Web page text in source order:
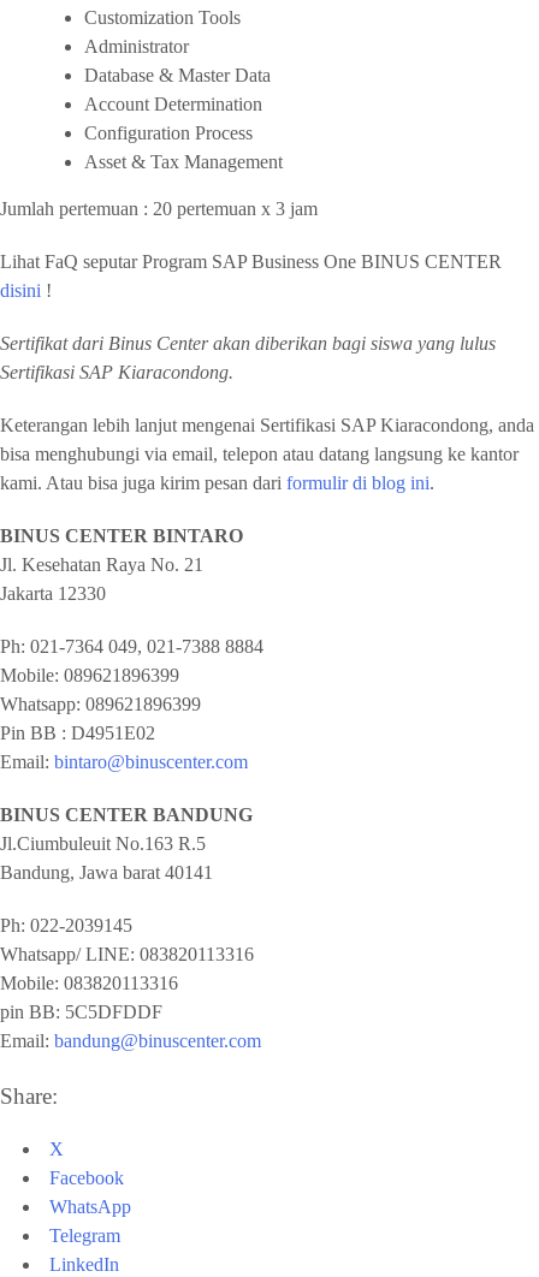
Customization Tools
Administrator
Database & Master Data
Account Determination
Configuration Process
Asset & Tax Management
Jumlah pertemuan : 20 pertemuan x 3 jam
Lihat FaQ seputar Program SAP Business One BINUS CENTER
disini !
Sertifikat dari Binus Center akan diberikan bagi siswa yang lulus
Sertifikasi SAP Kiaracondong.
Keterangan lebih lanjut mengenai Sertifikasi SAP Kiaracondong, anda
bisa menghubungi via email, telepon atau datang langsung ke kantor
kami. Atau bisa juga kirim pesan dari formulir di blog ini.
BINUS CENTER BINTARO
Jl. Kesehatan Raya No. 21
Jakarta 12330
Ph: 021-7364 049, 021-7388 8884
Mobile: 089621896399
Whatsapp: 089621896399
Pin BB : D4951E02
Email: bintaro@binuscenter.com
BINUS CENTER BANDUNG
Jl.Ciumbuleuit No.163 R.5
Bandung, Jawa barat 40141
Ph: 022-2039145
Whatsapp/ LINE: 083820113316
Mobile: 083820113316
pin BB: 5C5DFDDF
Email: bandung@binuscenter.com
Share:
X
Facebook
WhatsApp
Telegram
LinkedIn